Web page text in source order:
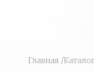
Главная /